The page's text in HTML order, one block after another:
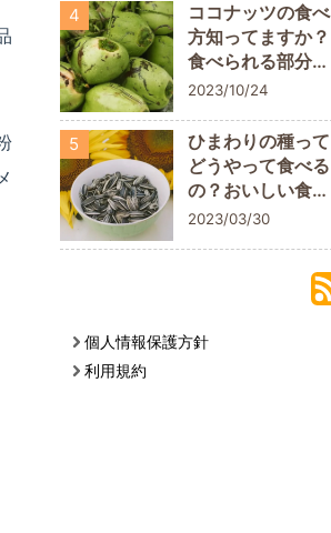
ココナッツの食べ
方知ってますか？
食べられる部分に
ついておさらいし
2023/10/24
4
ひまわりの種って
どうやって食べる
の？おいしい食べ
方や栄養素を解説
2023/03/30
5
個人情報保護方針
利用規約